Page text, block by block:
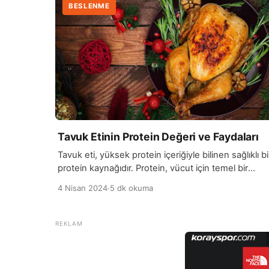
BESLENME
Tavuk Etinin Protein Değeri ve Faydaları
Tavuk eti, yüksek protein içeriğiyle bilinen sağlıklı
protein kaynağıdır. Protein, vücut için temel bir
vücut fonksiyonları için gereklidir. Tavuk eti, 100
protein bakımından zengin bir gıda yapar. Bu
protein içeriği, sporcuların ve aktif bireylerin kas
4 Nisan 2024·5 dk okuma